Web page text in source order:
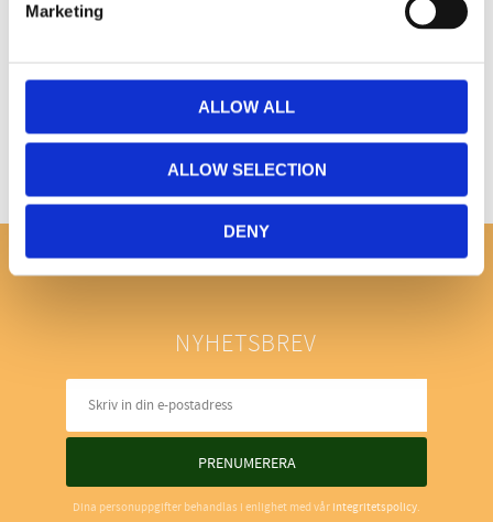
Marketing
ALLOW ALL
ALLOW SELECTION
DENY
Bli den första att lämna ett omdöme.
NYHETSBREV
PRENUMERERA
Dina personuppgifter behandlas i enlighet med vår integritetspolicy.